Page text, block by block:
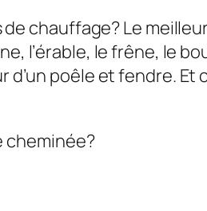
de chauffage?Le meilleur
l’érable, le frêne, le
poêle et fendre. Et
cheminée?